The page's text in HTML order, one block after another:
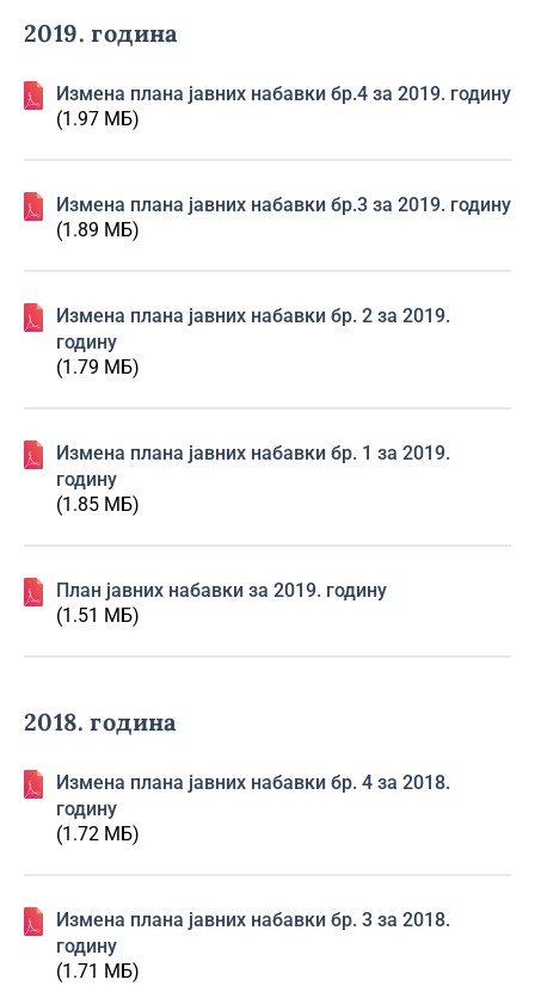
2019. година
Измена плана јавних набавки бр.4 за 2019. годину
(1.97 МБ)
Измена плана јавних набавки бр.3 за 2019. годину
(1.89 МБ)
Изменa плана јавних набавки бр. 2 за 2019.
годину
(1.79 МБ)
Изменa плана јавних набавки бр. 1 за 2019.
годину
(1.85 МБ)
План јавних набавки за 2019. годину
(1.51 МБ)
2018. година
Изменa плана јавних набавки бр. 4 за 2018.
годину
(1.72 МБ)
Изменa плана јавних набавки бр. 3 за 2018.
годину
(1.71 МБ)